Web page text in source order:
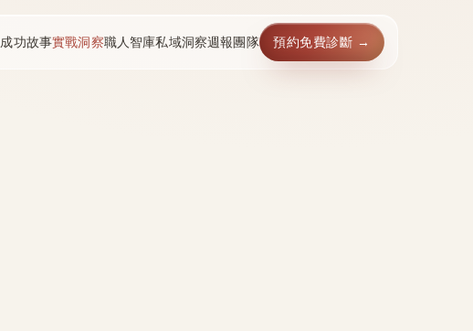
成功故事實戰洞察職人智庫私域洞察週報團隊 預約免費診斷 →